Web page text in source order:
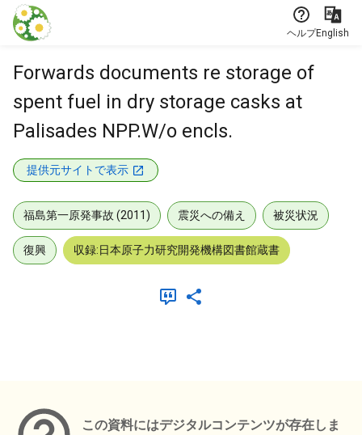
本文に飛ぶ
ヘルプEnglish
Forwards documents re storage of
spent fuel in dry storage casks at
Palisades NPP.W/o encls.
提供元サイトで表示
福島第一原発事故 (2011) 震災への備え 被災状況
復興 収録:日本原子力研究開発機構図書館蔵書
この資料にはデジタルコンテンツが存在しま